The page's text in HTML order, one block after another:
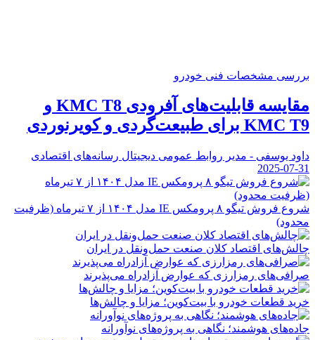
بررسی مشخصات فنی خودرو
مقایسه قابلیت‌های آفرودی KMC T8 و
KMC T9 برای طبیعت‌گردی و کویرنوردی
داود یوسفی - مدیر روابط عمومی دیجیتال رسانه‌های اقتصادی
2025-07-31
شروع فروش تیگو ۸ پرومکس IE مدل ۱۴۰۴ از ۷ تیرماه (ظرفیت
محدود)
چالش‌های اقتصاد کلان صنعت حمل‌ونقل در ایران
صرافی‌های رمزارزی که عوارض آزادراه می‌پذیرند
خرید قطعات خودرو با بیت‌کوین؛ مزایا و چالش‌ها
جاده‌های هوشمند؛ نگاهی به پروژه‌های نوآورانه